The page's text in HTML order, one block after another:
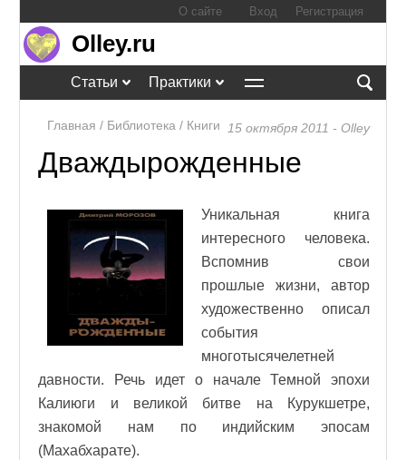
Вход Регистрация
О сайте
Olley.ru
Статьи Практики
15 октября 2011 - Olley
Главная / Библиотека / Книги
Дваждырожденные
Уникальная книга
интересного человека.
Вспомнив свои
прошлые жизни, автор
художественно описал
события
многотысячелетней
давности. Речь идет о начале Темной эпохи
Калиюги и великой битве на Курукшетре,
знакомой нам по индийским эпосам
(Махабхарате).